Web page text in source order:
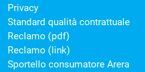
Privacy
Standard qualità contrattuale
Reclamo (pdf)
Reclamo (link)
Sportello consumatore Arera